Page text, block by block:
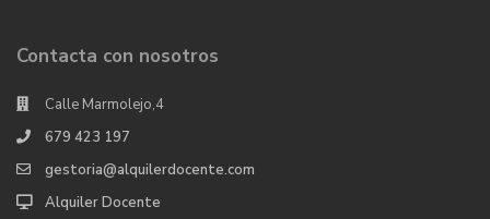
Contacta con nosotros
Calle Marmolejo,4
679 423 197
gestoria@alquilerdocente.com
Alquiler Docente